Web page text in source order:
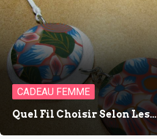
CADEAU FEMME
Quel Fil Choisir Selon Les…